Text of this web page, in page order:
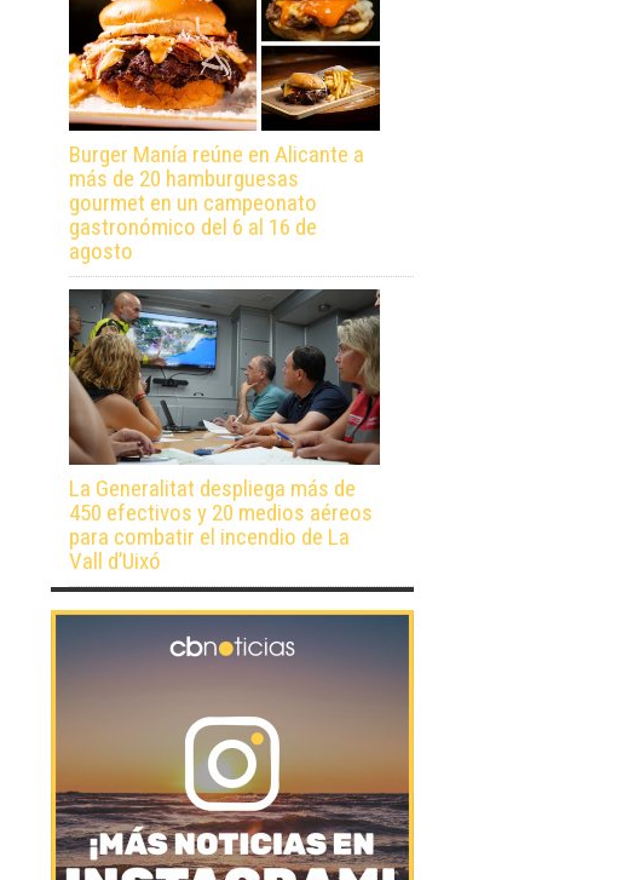
Burger Manía reúne en Alicante a
más de 20 hamburguesas
gourmet en un campeonato
gastronómico del 6 al 16 de
agosto
La Generalitat despliega más de
450 efectivos y 20 medios aéreos
para combatir el incendio de La
Vall d’Uixó